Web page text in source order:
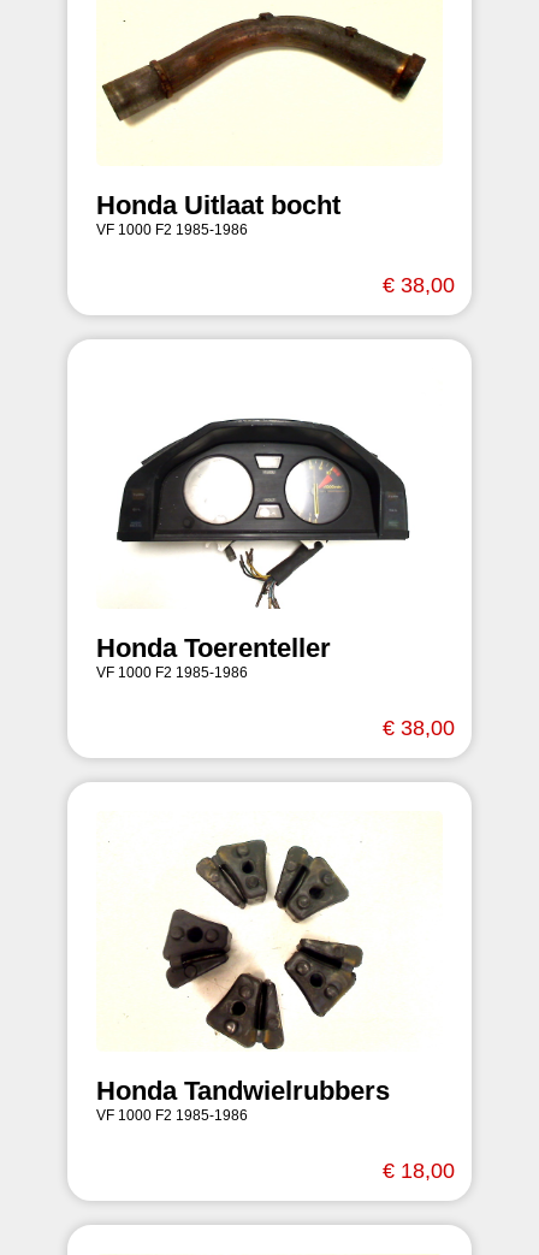
Honda Uitlaat bocht
VF 1000 F2 1985-1986
€ 38,00
Honda Toerenteller
VF 1000 F2 1985-1986
€ 38,00
Honda Tandwielrubbers
VF 1000 F2 1985-1986
€ 18,00